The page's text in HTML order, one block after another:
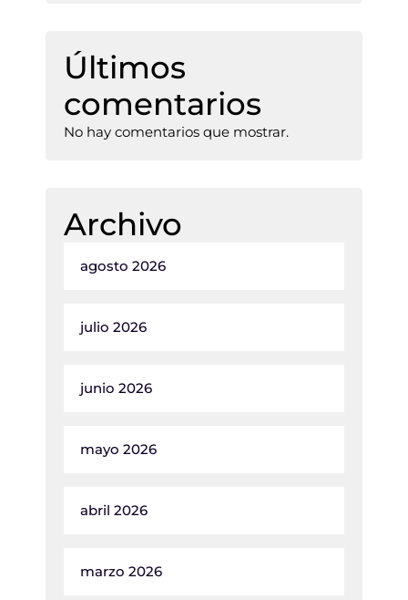
Últimos
comentarios
No hay comentarios que mostrar.
Archivo
agosto 2026
julio 2026
junio 2026
mayo 2026
abril 2026
marzo 2026